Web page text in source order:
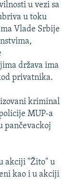
u vezi sa
u toku
Vlade Srbije
država ima
privatnika.
kriminal
MUP-a
pančevackoj
akciji "Žito" u
kao i u akciji